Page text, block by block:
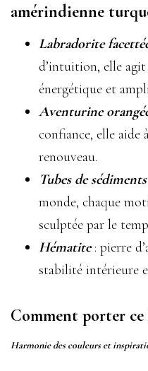
amérindienne
Labradorite
d’intuition, elle
énergétique et
Aventurine
confiance, elle
renouveau.
Tubes de sédiments
monde, chaque
sculptée par le
Hématite : pierre
stabilité intérieure
Comment porter
Harmonie des couleurs et